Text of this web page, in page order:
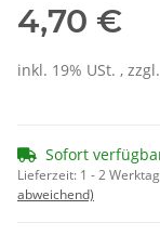
4,70 €
inkl. 19% USt. , zzgl.
Sofort
Lieferzeit: 1 - 2
abweichend)